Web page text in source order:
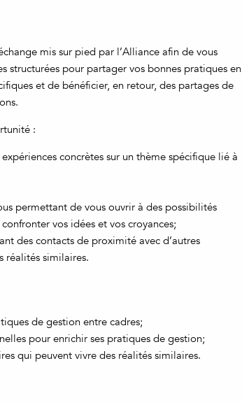
mis sur pied par l’Alliance afin de vous
structurées pour partager vos bonnes pratiques en
et de bénéficier, en retour, des partages de
:
concrètes sur un thème spécifique lié à
permettant de vous ouvrir à des possibilités
vos idées et vos croyances;
des contacts de proximité avec d’autres
réalités similaires.
de gestion entre cadres;
pour enrichir ses pratiques de gestion;
qui peuvent vivre des réalités similaires.